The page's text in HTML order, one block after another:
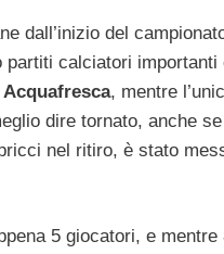
dall’inizio del
partiti calciatori importanti
Acquafresca, mentre
dire tornato, anche
nel ritiro, è stato
5 giocatori, e mentre